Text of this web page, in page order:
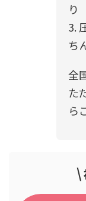
り
3.
ち
全
た
ら
\